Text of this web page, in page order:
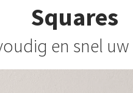
Squares
en snel